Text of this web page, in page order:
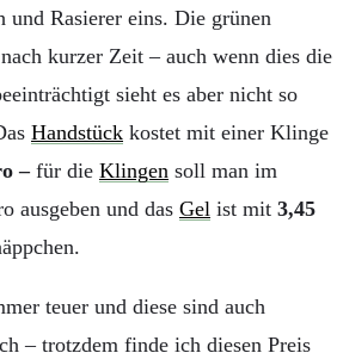
und Rasierer eins. Die grünen
kurzer Zeit – auch wenn dies die
sieht es aber nicht so
Handstück kostet mit einer Klinge
–für die Klingen soll man im
ausgeben und das Gel ist mit 3,45
teuer und diese sind auch
– trotzdem finde ich diesen Preis